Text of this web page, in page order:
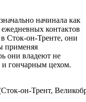
начинала как
контактов
Сток-он-Тренте, они
применяя
они владеют не
и гончарным цехом.
он-Трент,